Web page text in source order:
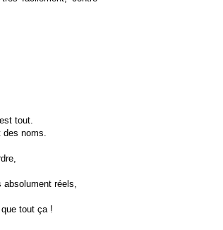
tout.
des noms.
absolument réels,
tout ça !